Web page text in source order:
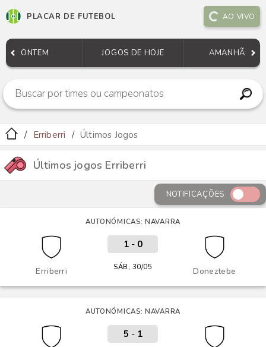
PLACAR DE FUTEBOL AO VIVO
ONTEM JOGOS DE HOJE AMANHÃ
Erriberri Últimos Jogos
Últimos jogos Erriberri
NOTIFICAÇÕES
AUTONÓMICAS: NAVARRA
Erriberri Doneztebe
1- 0
SÁB, 30/05
AUTONÓMICAS: NAVARRA
5 - 1